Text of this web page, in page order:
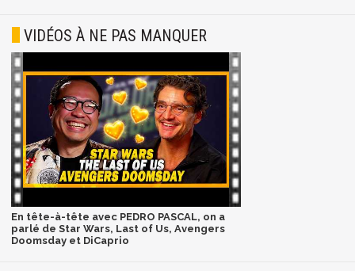
VIDÉOS À NE PAS MANQUER
En tête-à-tête avec PEDRO PASCAL, on a
parlé de Star Wars, Last of Us, Avengers
Doomsday et DiCaprio